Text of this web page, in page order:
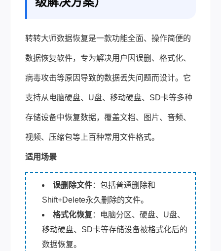
转转大师数据恢复是一款功能全面、操作简便的
数据恢复软件，专为解决用户因误删、格式化、
病毒攻击等原因导致的数据丢失问题而设计。它
支持从电脑硬盘、U盘、移动硬盘、SD卡等多种
存储设备中恢复数据，覆盖文档、图片、音频、
视频、压缩包等上百种常用文件格式。
适用场景
误删除文件：包括普通删除和
Shift+Delete永久删除的文件。
格式化恢复 ：电脑分区、硬盘、U盘、
移动硬盘、SD卡等存储设备被格式化后的
数据恢复。